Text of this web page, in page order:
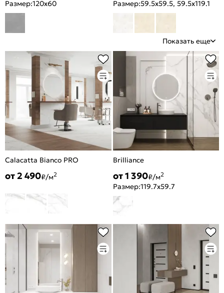
Размер:120x60 Размер:59.5x59.5, 59.5x119.1
Показать еще
Calacatta Bianco PRO
от 2 490₽/м2
Brilliance
от 1 390₽/м2
Размер:119.7x59.7